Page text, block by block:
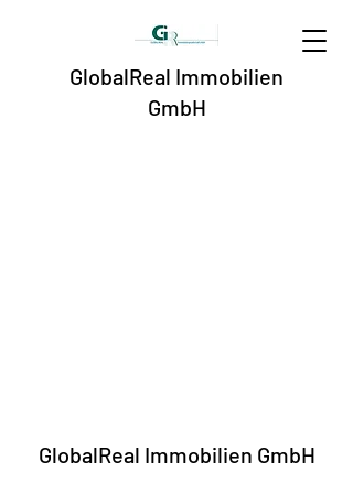
GlobalReal Immobilien
GmbH
GlobalReal Immobilien GmbH